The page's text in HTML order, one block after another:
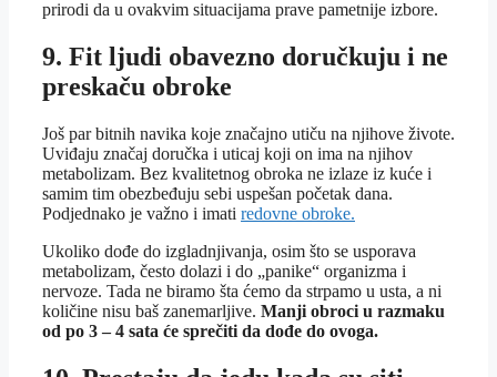
prirodi da u ovakvim situacijama prave pametnije izbore.
9. Fit ljudi obavezno doručkuju i ne
preskaču obroke
Još par bitnih navika koje značajno utiču na njihove živote.
Uviđaju značaj doručka i uticaj koji on ima na njihov
metabolizam. Bez kvalitetnog obroka ne izlaze iz kuće i
samim tim obezbeđuju sebi uspešan početak dana.
Podjednako je važno i imati redovne obroke.
Ukoliko dođe do izgladnjivanja, osim što se usporava
metabolizam, često dolazi i do „panike“ organizma i
nervoze. Tada ne biramo šta ćemo da strpamo u usta, a ni
količine nisu baš zanemarljive. Manji obroci u razmaku
od po 3 – 4 sata će sprečiti da dođe do ovoga.